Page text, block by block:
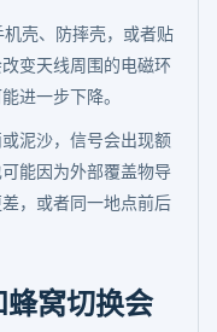
壳、防摔壳，或者贴
变天线周围的电磁环
进一步下降。
泥沙，信号会出现额
能因为外部覆盖物导
，或者同一地点前后
窝切换会